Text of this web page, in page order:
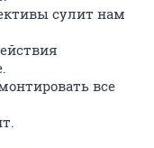
сулит нам
все